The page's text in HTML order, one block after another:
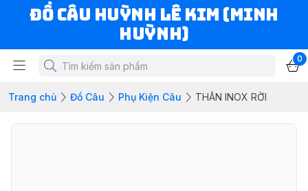
ĐỒ CÂU HUỲNH LÊ KIM (MINH
HUỲNH)
0
Trang chủ Đồ Câu Phụ Kiện Câu THÂN INOX RỜI